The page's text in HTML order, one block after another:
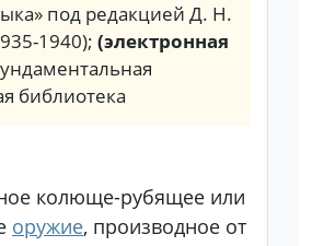
под редакцией Д. Н.
1940); (электронная
библиотека
колюще-рубящее или
оружие, производное от